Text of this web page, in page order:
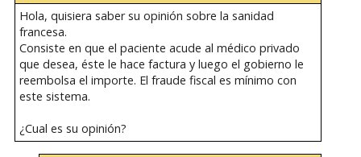
Hola, quisiera saber su opinión sobre la sanidad
francesa.
Consiste en que el paciente acude al médico privado
que desea, éste le hace factura y luego el gobierno le
reembolsa el importe. El fraude fiscal es mínimo con
este sistema.
¿Cual es su opinión?